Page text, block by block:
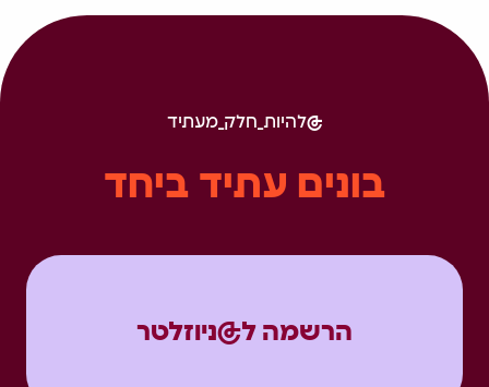
להיות_חלק_מעתיד
בונים עתיד ביחד
הרשמה ל@ניוזלטר